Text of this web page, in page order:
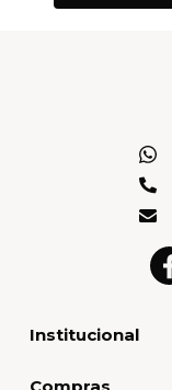
Institucional